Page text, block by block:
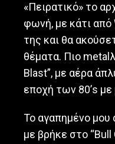
«Πειρατικό» το
φωνή, με κάτι
της και θα
θέματα. Πιο
Blast”, με αέρα
εποχή των 80’s με
Το αγαπημένο μου
με βρήκε στο “Bull